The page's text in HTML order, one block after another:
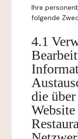
Ihre
folgende
4.1
die